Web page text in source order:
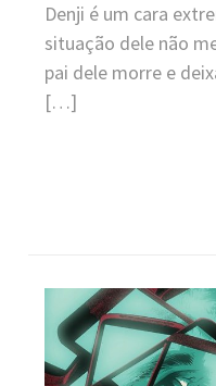
Denji é um cara
situação dele não
pai dele morre e
[…]